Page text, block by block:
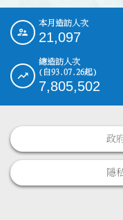
::: 本月造訪人次
21,097
總造訪人次
(自93.07.26起)
7,805,502
政
隱